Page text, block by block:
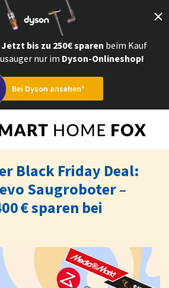
Jetzt bis zu 250€ sparen beim Kauf
nur im Dyson-Onlineshop!
Bei Dyson ansehen*
Black Friday Deal:
Saugroboter –
€ sparen bei